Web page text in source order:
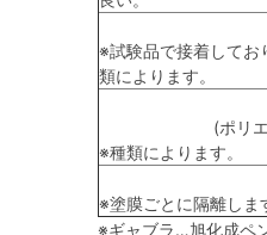
※試験品で接着してお
類によります。
(ポリ
※種類によります。
※塗膜ごとに隔離しま
※ギャブラ…旭化成ペ